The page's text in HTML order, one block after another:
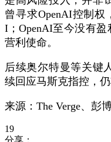
曾寻求OpenAI控制权
I；OpenAI至今没有
营利使命。
后续奥尔特曼等关键
续回应马斯克指控，
来源：The Verge、彭
19
分享：